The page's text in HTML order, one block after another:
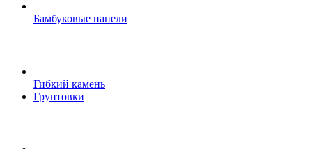
Бамбуковые панели
Гибкий камень
Грунтовки